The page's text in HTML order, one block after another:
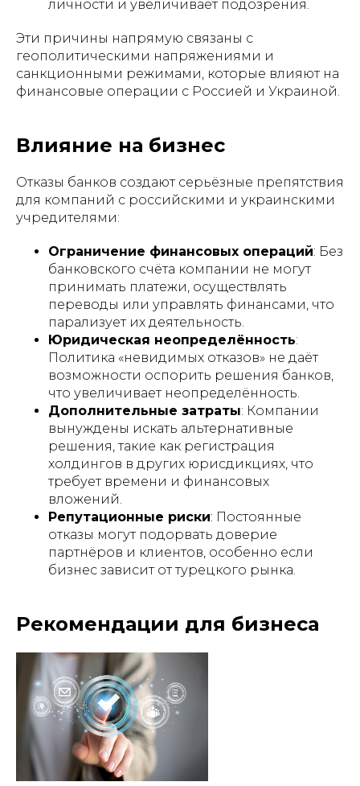
личности и увеличивает подозрения.
Эти причины напрямую связаны с
геополитическими напряжениями и
санкционными режимами, которые влияют на
финансовые операции с Россией и Украиной.
Влияние на бизнес
Отказы банков создают серьёзные препятствия
для компаний с российскими и украинскими
учредителями:
Ограничение финансовых операций: Без
банковского счёта компании не могут
принимать платежи, осуществлять
переводы или управлять финансами, что
парализует их деятельность.
Юридическая неопределённость:
Политика «невидимых отказов» не даёт
возможности оспорить решения банков,
что увеличивает неопределённость.
Дополнительные затраты: Компании
вынуждены искать альтернативные
решения, такие как регистрация
холдингов в других юрисдикциях, что
требует времени и финансовых
вложений.
Репутационные риски: Постоянные
отказы могут подорвать доверие
партнёров и клиентов, особенно если
бизнес зависит от турецкого рынка.
Рекомендации для бизнеса